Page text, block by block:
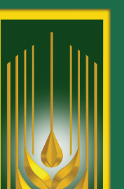
تخطي
فريق ينجز